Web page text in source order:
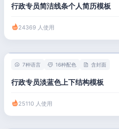
行政专员简洁线条个人简历模板
24369 人使用
7种语言 16种配色 含封面
行政专员淡蓝色上下结构模板
25110 人使用